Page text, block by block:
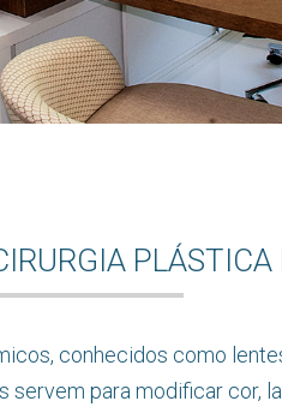
conhecidos como
para modificar cor,